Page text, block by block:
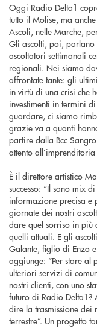
Oggi Radio Delta1
tutto il Molise, ma
Ascoli, nelle Marche,
Gli ascolti, poi,
ascoltatori settimanali
regionali. Nei siamo
affrontate tante: gli
in virtù di una crisi che
investimenti in termini
guardare, ci siamo
grazie va a quanti
partire dalla Bcc
attento
È il direttore artistico
successo: “Il sano mix
informazione precisa e
giornate dei nostri
dare quel sorriso in più
quelli attuali. E gli
Galante, figlio di Enzo
aggiunge: “Per stare al
ulteriori servizi di
nostri clienti, con uno
futuro di Radio
dire la trasmissione
terrestre”. Un progetto